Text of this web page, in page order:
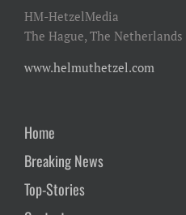
HM-HetzelMedia
The Hague, The Netherlands
www.helmuthetzel.com
Home
Breaking News
Top-Stories